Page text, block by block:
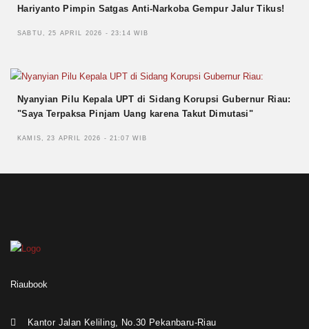
Hariyanto Pimpin Satgas Anti-Narkoba Gempur Jalur Tikus!
SABTU, 25 APRIL 2026 - 23:14 WIB
Nyanyian Pilu Kepala UPT di Sidang Korupsi Gubernur Riau:
"Saya Terpaksa Pinjam Uang karena Takut Dimutasi"
KAMIS, 23 APRIL 2026 - 21:07 WIB
Riaubook
Kantor Jalan Keliling, No.30 Pekanbaru-Riau